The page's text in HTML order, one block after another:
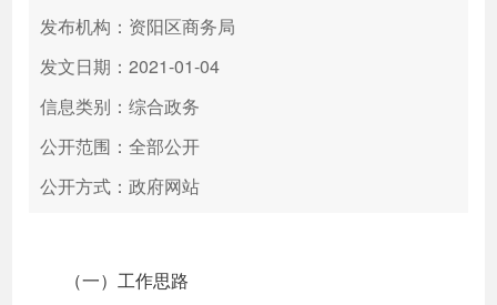
高效办成一件事
发布机构：资阳区商务局
发文日期：2021-01-04
信息类别：综合政务
公开范围：全部公开
公开方式：政府网站
（一）工作思路